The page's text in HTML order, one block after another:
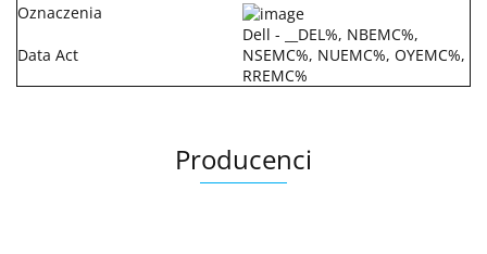
Oznaczenia
Data Act
Dell - __DEL%, NBEMC%,
NSEMC%, NUEMC%, OYEMC%,
RREMC%
Producenci